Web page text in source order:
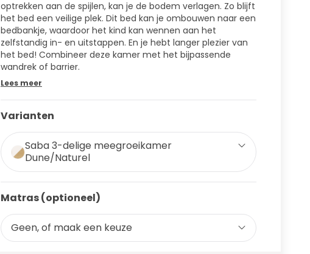
optrekken aan de spijlen, kan je de bodem verlagen. Zo blijft
het bed een veilige plek. Dit bed kan je ombouwen naar een
bedbankje, waardoor het kind kan wennen aan het
zelfstandig in- en uitstappen. En je hebt langer plezier van
het bed! Combineer deze kamer met het bijpassende
wandrek of barrier.
Lees meer
Varianten
Saba 3-delige meegroeikamer
Dune/Naturel
Matras (optioneel)
Geen, of maak een keuze